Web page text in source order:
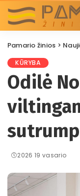
Pamario žinios >
KŪRYBA
Odilė
2026 19 vasario